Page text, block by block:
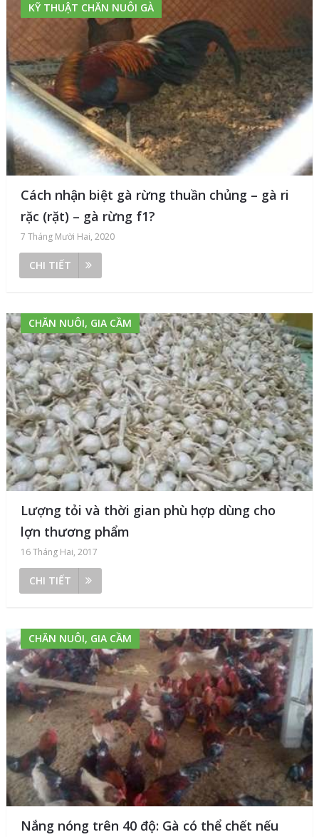
KỸ THUẬT CHĂN NUÔI GÀ
Cách nhận biệt gà rừng thuần chủng – gà ri
rặc (rặt) – gà rừng f1?
7 Tháng Mười Hai, 2020
CHI TIẾT
CHĂN NUÔI, GIA CẦM
Lượng tỏi và thời gian phù hợp dùng cho
lợn thương phẩm
16 Tháng Hai, 2017
CHI TIẾT
CHĂN NUÔI, GIA CẦM
Nắng nóng trên 40 độ: Gà có thể chết nếu